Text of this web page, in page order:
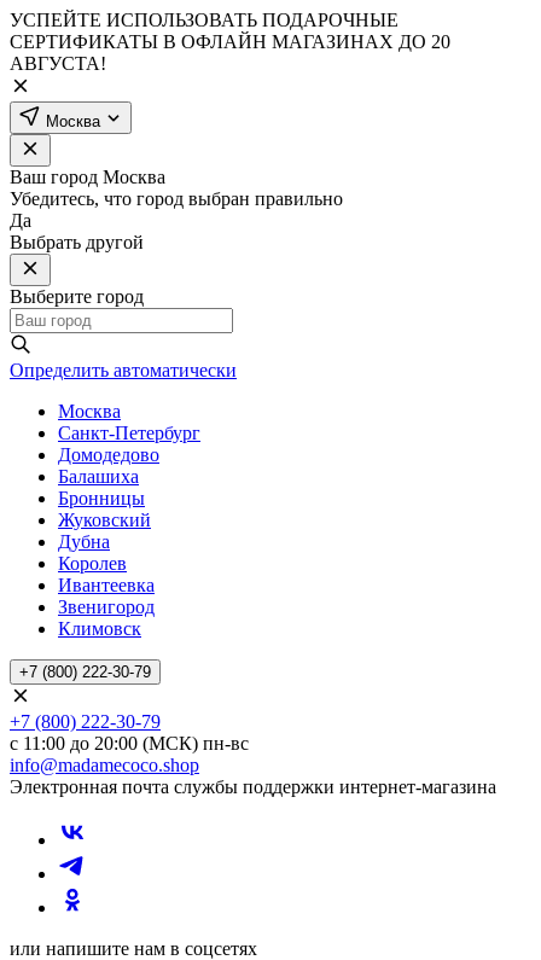
УСПЕЙТЕ ИСПОЛЬЗОВАТЬ ПОДАРОЧНЫЕ
СЕРТИФИКАТЫ В ОФЛАЙН МАГАЗИНАХ ДО 20
АВГУСТА!
Москва
Ваш город Москва
Убедитесь, что город выбран правильно
Да
Выбрать другой
Выберите город
Определить автоматически
Москва
Санкт-Петербург
Домодедово
Балашиха
Бронницы
Жуковский
Дубна
Королев
Ивантеевка
Звенигород
Климовск
+7 (800) 222-30-79
+7 (800) 222-30-79
с 11:00 до 20:00 (МСК) пн-вс
info@madamecoco.shop
Электронная почта службы поддержки интернет-магазина
или напишите нам в соцсетях